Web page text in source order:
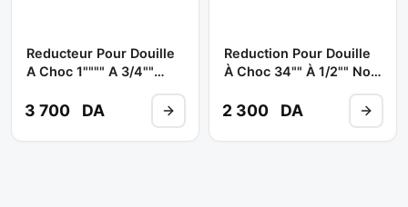
Reducteur Pour Douille
A Choc 1"""" A 3/4""
Kaca2432 ** TOPTUL
3 700 DA
Reduction Pour Douille
À Choc 34"" À 1/2"" Noir
KACA2416 ** TOPTUL
2 300 DA